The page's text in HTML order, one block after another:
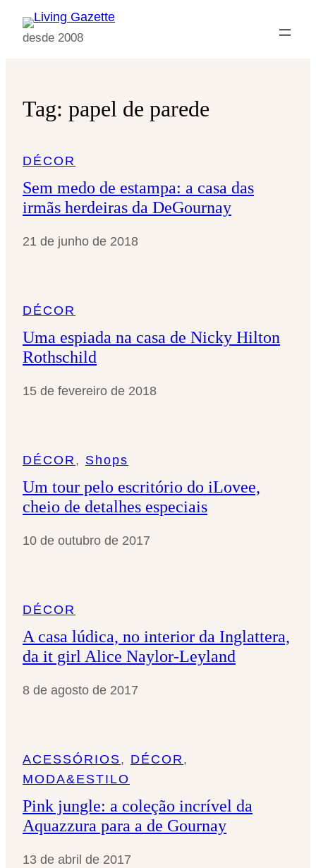
Pular
paradesde 2008
Tag: papel de parede
DÉCOR
Sem medo de estampa: a casa das
irmãs herdeiras da DeGournay
21 de junho de 2018
DÉCOR
Uma espiada na casa de Nicky Hilton
Rothschild
15 de fevereiro de 2018
DÉCOR , Shops
Um tour pelo escritório do iLovee,
cheio de detalhes especiais
10 de outubro de 2017
DÉCOR
A casa lúdica, no interior da Inglattera,
da it girl Alice Naylor-Leyland
8 de agosto de 2017
ACESSÓRIOS, DÉCOR
MODA&ESTILO
Pink jungle: a coleção incrível da
Aquazzura para a de Gournay
13 de abril de 2017